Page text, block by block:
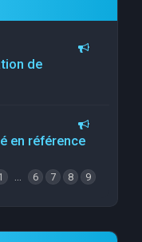
de
en référence
… 6 7 8 9